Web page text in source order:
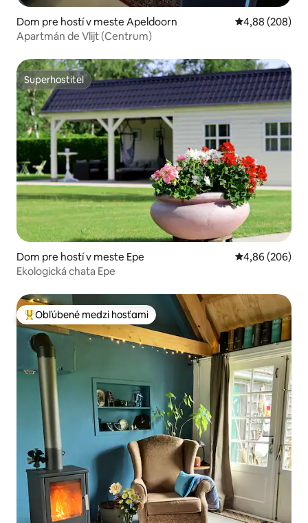
Dom pre hostí v meste Apeldoorn Priemerné
4,88 (208)
Apartmán de Vlijt (Centrum)
Superhostiteľ
Superhostiteľ
Dom pre hostí v meste Epe Priemerné
4,86 (206)
Ekologická chata Epe
Najobľúbenejšie medzi hosťami
Obľúbené medzi hosťami